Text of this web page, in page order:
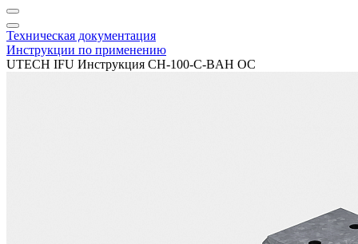
Техническая документация
Инструкции по применению
UTECH IFU Инструкция CH-100-C-BAH OC